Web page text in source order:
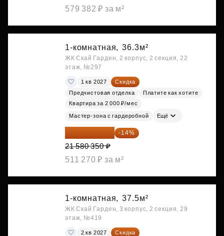
579 382 ₽ за м²
1-комнатная, 36.3м²
ЖК Скай Гарден, 2 корпус, 2 секция, 22
этаж, №297
1 кв 2027
Скидка
Предчистовая отделка
Платите как хотите
Квартира за 2 000 ₽/мес
Мастер-зона с гардеробной Ещё
18 559 101 ₽ -14%
21 580 350 ₽
511 270 ₽ за м²
1-комнатная, 37.5м²
ЖК Скай Гарден, 3 корпус, 2 секция, 29
этаж, №419
2 кв 2027
Скидка